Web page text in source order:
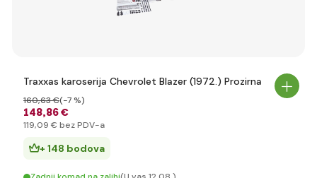
Traxxas karoserija Chevrolet Blazer (1972.) Prozirna
148,86 €
160,63 €(-7 %)
119,09 € bez PDV-a
+ 148 bodova